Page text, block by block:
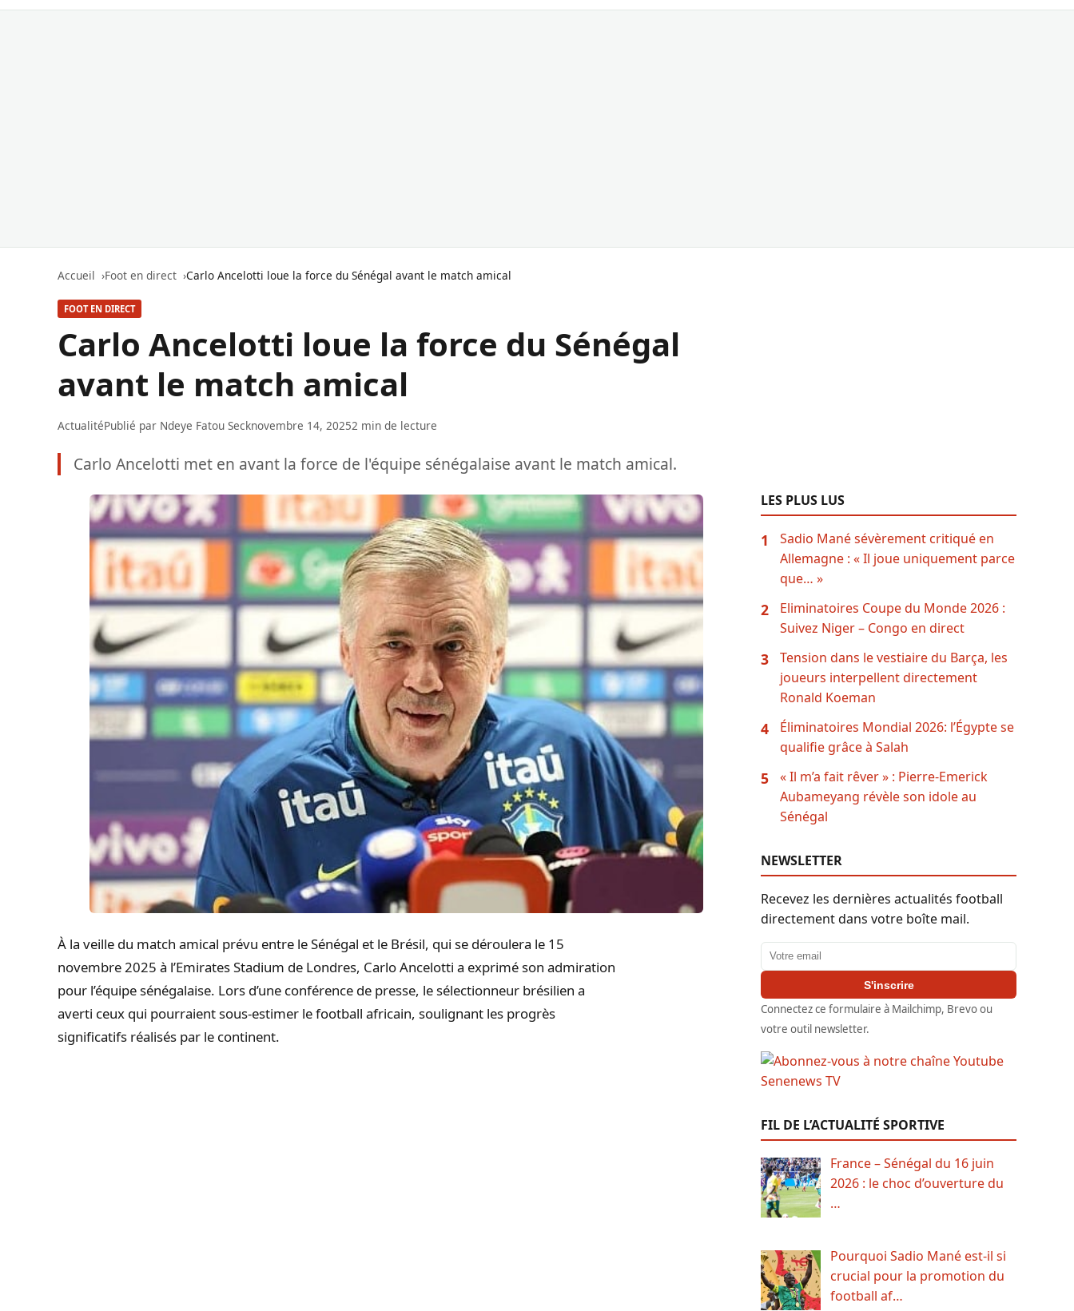
Accueil Foot en direct Carlo Ancelotti loue la force du Sénégal avant le match amical
FOOT EN DIRECT
Carlo Ancelotti loue la force du Sénégal
avant le match amical
ActualitéPublié par Ndeye Fatou Secknovembre 14, 20252 min de lecture
Carlo Ancelotti met en avant la force de l'équipe sénégalaise avant le match amical.
À la veille du match amical prévu entre le Sénégal et le Brésil, qui se déroulera le 15
novembre 2025 à l’Emirates Stadium de Londres, Carlo Ancelotti a exprimé son admiration
pour l’équipe sénégalaise. Lors d’une conférence de presse, le sélectionneur brésilien a
averti ceux qui pourraient sous-estimer le football africain, soulignant les progrès
significatifs réalisés par le continent.
LES PLUS LUS
1
Sadio Mané sévèrement critiqué en
Allemagne : « Il joue uniquement parce
que… »
2
Eliminatoires Coupe du Monde 2026 :
Suivez Niger – Congo en direct
3
Tension dans le vestiaire du Barça, les
joueurs interpellent directement
Ronald Koeman
4
Éliminatoires Mondial 2026: l’Égypte se
qualifie grâce à Salah
5
« Il m’a fait rêver » : Pierre-Emerick
Aubameyang révèle son idole au
Sénégal
NEWSLETTER
Recevez les dernières actualités football
directement dans votre boîte mail.
Adresse email
S'inscrire
Connectez ce formulaire à Mailchimp, Brevo ou
votre outil newsletter.
FIL DE L’ACTUALITÉ SPORTIVE
France – Sénégal du 16 juin
2026 : le choc d’ouverture du
…
Pourquoi Sadio Mané est-il si
crucial pour la promotion du
football af…